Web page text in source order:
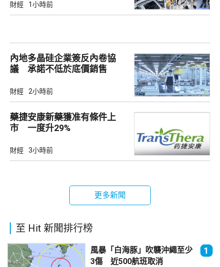
財經 1小時前
內地多晶硅企業簽反內卷協
議 承諾不低於底價銷售
財經 2小時前
藥捷安康新藥獲准有條件上
市 一度升29%
財經 3小時前
更多新聞
至 Hit 新聞排行榜
風暴「白海豚」吹襲沖繩至少
3傷 近500航班取消
1